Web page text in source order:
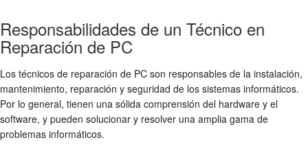
Responsabilidades de un Técnico en
Reparación de PC
Los técnicos de reparación de PC son responsables de la instalación,
mantenimiento, reparación y seguridad de los sistemas informáticos.
Por lo general, tienen una sólida comprensión del hardware y el
software, y pueden solucionar y resolver una amplia gama de
problemas informáticos.